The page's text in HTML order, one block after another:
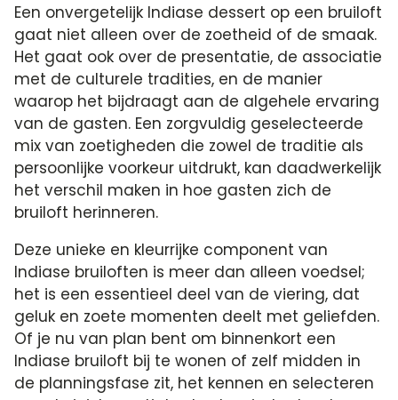
Een onvergetelijk Indiase dessert op een bruiloft
gaat niet alleen over de zoetheid of de smaak.
Het gaat ook over de presentatie, de associatie
met de culturele tradities, en de manier
waarop het bijdraagt aan de algehele ervaring
van de gasten. Een zorgvuldig geselecteerde
mix van zoetigheden die zowel de traditie als
persoonlijke voorkeur uitdrukt, kan daadwerkelijk
het verschil maken in hoe gasten zich de
bruiloft herinneren.
Deze unieke en kleurrijke component van
Indiase bruiloften is meer dan alleen voedsel;
het is een essentieel deel van de viering, dat
geluk en zoete momenten deelt met geliefden.
Of je nu van plan bent om binnenkort een
Indiase bruiloft bij te wonen of zelf midden in
de planningsfase zit, het kennen en selecteren